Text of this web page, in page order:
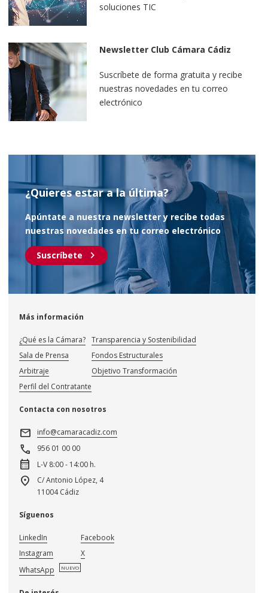
soluciones TIC
Newsletter Club Cámara Cádiz
Suscríbete de forma gratuita y recibe
nuestras novedades en tu correo
electrónico
¿Quieres estar a la última?
Apúntate a nuestra newsletter y recibe todas
nuestras novedades en tu correo electrónico
Suscríbete chevron_right
Más información
¿Qué es la Cámara?
Sala de Prensa
Arbitraje
Perfil del Contratante
Transparencia y Sostenibilidad
Fondos Estructurales
Objetivo Transformación
Contacta con nosotros
mail info@camaracadiz.com
call 956 01 00 00
calendar_month L-V 8:00 - 14:00 h.
location_on
C/ Antonio López, 4
11004 Cádiz
Síguenos
LinkedIn
Instagram
WhatsApp
NUEVO
Facebook
X